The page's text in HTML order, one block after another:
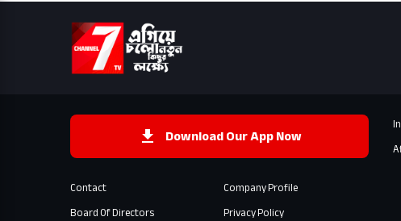
Download Our App Now
Contact
Company Profile
Board Of Directors
Privacy Policy